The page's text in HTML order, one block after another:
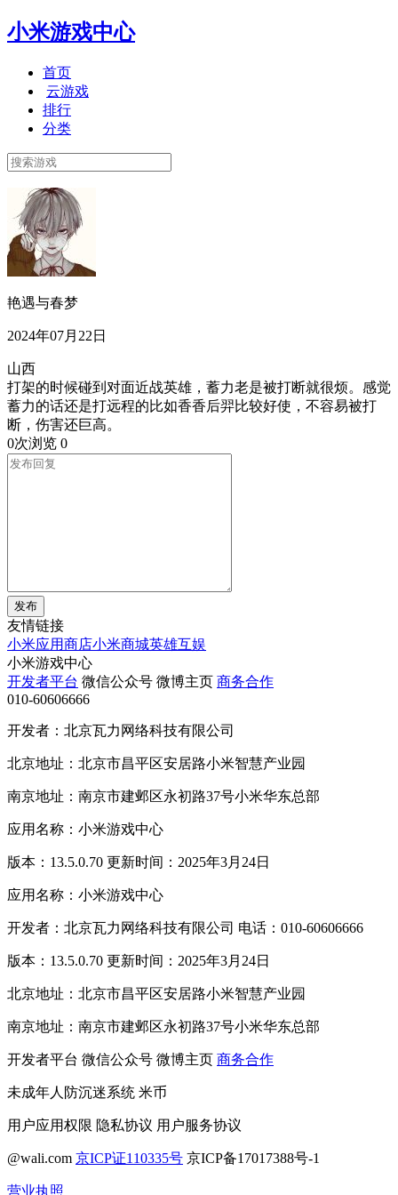
小米游戏中心
首页
云游戏
排行
分类
艳遇与春梦
2024年07月22日
山西
打架的时候碰到对面近战英雄，蓄力老是被打断就很烦。感觉
蓄力的话还是打远程的比如香香后羿比较好使，不容易被打
断，伤害还巨高。
0次浏览 0
发布
友情链接
小米应用商店小米商城英雄互娱
小米游戏中心
开发者平台 微信公众号 微博主页 商务合作
010-60606666
开发者：北京瓦力网络科技有限公司
北京地址：北京市昌平区安居路小米智慧产业园
南京地址：南京市建邺区永初路37号小米华东总部
应用名称：小米游戏中心
版本：13.5.0.70 更新时间：2025年3月24日
应用名称：小米游戏中心
开发者：北京瓦力网络科技有限公司 电话：010-60606666
版本：13.5.0.70 更新时间：2025年3月24日
北京地址：北京市昌平区安居路小米智慧产业园
南京地址：南京市建邺区永初路37号小米华东总部
开发者平台 微信公众号 微博主页 商务合作
未成年人防沉迷系统 米币
用户应用权限 隐私协议 用户服务协议
@wali.com 京ICP证110335号 京ICP备17017388号-1
营业执照